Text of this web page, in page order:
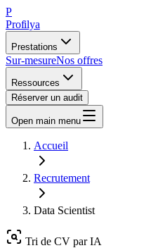
P
Profilya
Prestations
Sur-mesureNos offres
Ressources
Réserver un audit
Open main menu
Accueil
Recrutement
Data Scientist
Tri de CV par IA